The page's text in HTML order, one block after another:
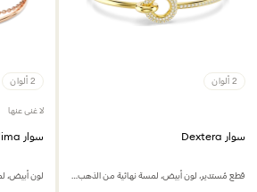
2 ألوان
سوار Dextera
قطع مُستدير، لون أبيض، لمسة نهائية من الذهب عيار 18 قيراط
2 ألوان
لا غنى عنها
سوار Sublima